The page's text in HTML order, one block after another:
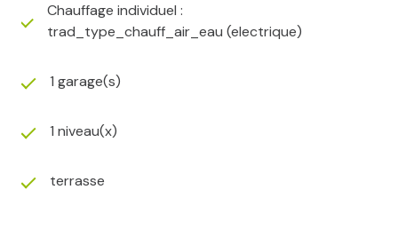
Chauffage individuel :
trad_type_chauff_air_eau (electrique)
1 garage(s)
1 niveau(x)
terrasse